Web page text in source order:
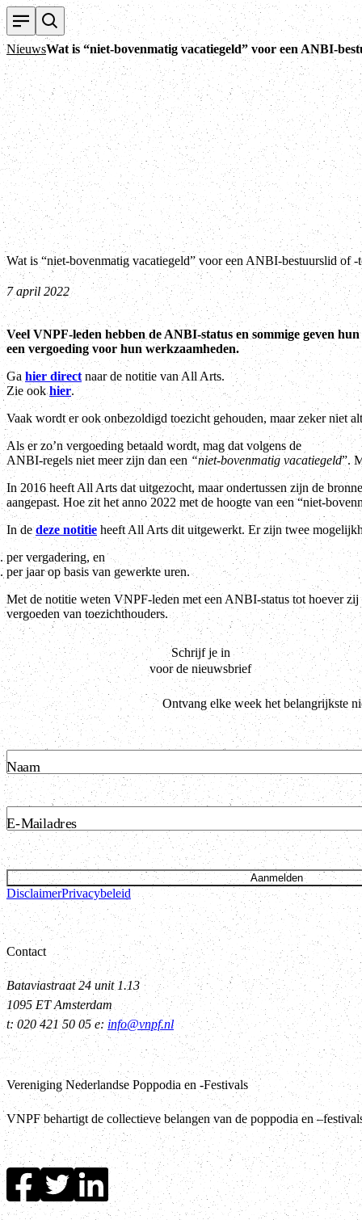
NieuwsWat is “niet-bovenmatig vacatiegeld” voor een ANBI-
Wat is “niet-bovenmatig vacatiegeld” voor een ANBI-bestuurslid of -
7 april 2022
Veel VNPF-leden hebben de ANBI-status en sommige geven
een vergoeding voor hun werkzaamheden.
Ga hier direct naar de notitie van All Arts.
Zie ookhier.
Vaak wordt er ook onbezoldigd toezicht gehouden, maar zeker niet
Als er zo’n vergoeding betaald wordt, mag dat volgens de
ANBI-regels niet meer zijn dan een“niet-bovenmatig vacatiegeld”.
In 2016 heeft All Arts dat uitgezocht, maar ondertussen zijn de
aangepast. Hoe zit het anno 2022 met de hoogte van een “niet-
In dedeze notitie heeft All Arts dit uitgewerkt. Er zijn twee
per vergadering, en
per jaar op basis van gewerkte uren.
Met de notitie weten VNPF-leden met een ANBI-status tot hoever
vergoeden van toezichthouders.
Schrijf je in
voor de nieuwsbrief
Ontvang elke week het belangrijkste
Naam
E-Mailadres
Aanmelden
DisclaimerPrivacybeleid
Contact
Bataviastraat 24 unit 1.13
1095 ET Amsterdam
t: 020 421 50 05 e: info@vnpf.nl
Vereniging Nederlandse Poppodia en -Festivals
VNPF behartigt de collectieve belangen van de poppodia en